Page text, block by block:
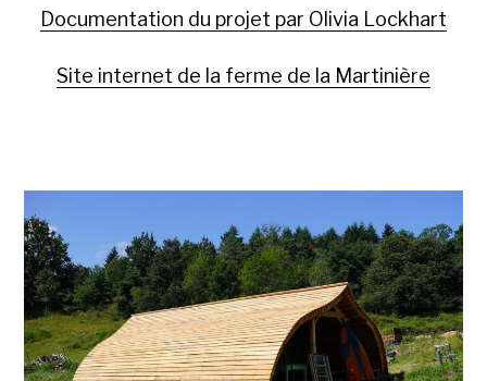
Documentation du projet par Olivia Lockhart
Site internet de la ferme de la Martinière